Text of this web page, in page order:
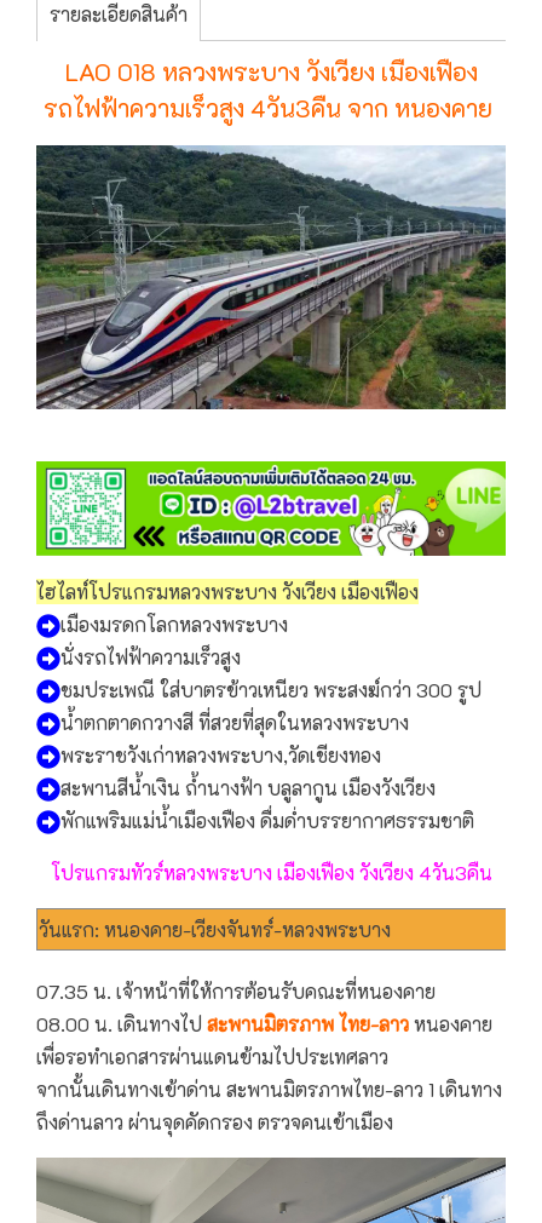
รายละเอียดสินค้า
LAO 018 หลวงพระบาง วังเวียง เมืองเฟือง
รถไฟฟ้าความเร็วสูง 4วัน3คืน จาก หนองคาย
ไฮไลท์โปรแกรมหลวงพระบาง วังเวียง เมืองเฟือง
เมืองมรดกโลกหลวงพระบาง
นั่งรถไฟฟ้าความเร็วสูง
ชมประเพณี ใส่บาตรข้าวเหนียว พระสงฆ์กว่า 300 รูป
น้ำตกตาดกวางสี ที่สวยที่สุดในหลวงพระบาง
พระราชวังเก่าหลวงพระบาง,วัดเชียงทอง
สะพานสีน้ำเงิน ถ้ำนางฟ้า บลูลากูน เมืองวังเวียง
พักแพริมแม่น้ำเมืองเฟือง ดื่มด่ำบรรยากาศธรรมชาติ
โปรแกรมทัวร์หลวงพระบาง เมืองเฟือง วังเวียง 4วัน3คืน
วันแรก: หนองคาย-เวียงจันทร์-หลวงพระบาง
07.35 น. เจ้าหน้าที่ให้การต้อนรับคณะที่หนองคาย
08.00 น. เดินทางไป สะพานมิตรภาพ ไทย-ลาวหนองคาย
เพื่อรอทำเอกสารผ่านแดนข้ามไปประเทศลาว
จากนั้นเดินทางเข้าด่าน สะพานมิตรภาพไทย-ลาว 1 เดินทาง
ถึงด่านลาว ผ่านจุดคัดกรอง ตรวจคนเข้าเมือง